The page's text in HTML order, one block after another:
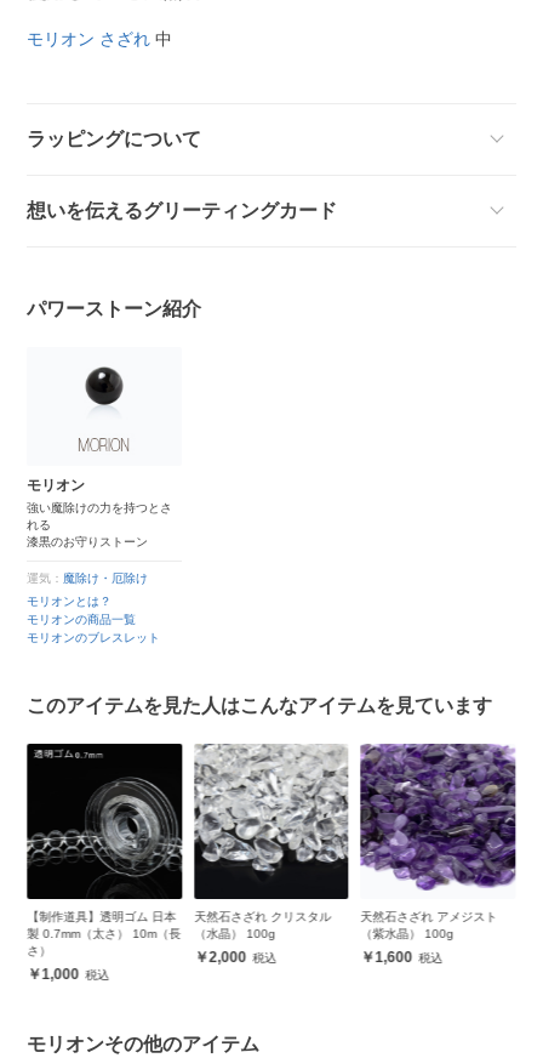
モリオン さざれ 中
ラッピングについて
想いを伝えるグリーティングカード
パワーストーン紹介
モリオン
強い魔除けの力を持つとさ
れる
漆黒のお守りストーン
運気： 魔除け・厄除け
モリオンとは？
モリオンの商品一覧
モリオンのブレスレット
このアイテムを見た人はこんなアイテムを見ています
【制作道具】透明ゴム 日本
製 0.7mm（太さ） 10m（長
さ）
1,000
天然石さざれ クリスタル
（水晶） 100g
2,000
天然石さざれ アメジスト
（紫水晶） 100g
1,600
モリオンその他のアイテム